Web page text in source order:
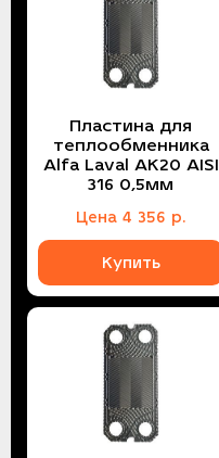
Пластина для
теплообменника
Alfa Laval AK20 AISI
316 0,5мм
Цена4 356 р.
Купить